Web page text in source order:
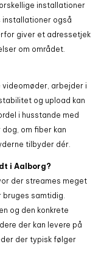
installationer
også
giver et adressetjek
om området.
videomøder, arbejder i
og upload kan
i husstande med
om fiber kan
tilbyder dér.
i Aalborg?
der streames meget
samtidig.
og den konkrete
der kan levere på
der typisk følger